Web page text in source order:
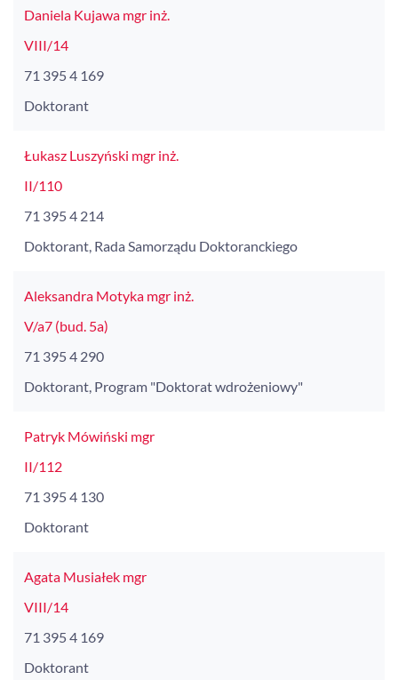
Daniela Kujawa mgr inż.
VIII/14
71 395 4 169
Doktorant
Łukasz Luszyński mgr inż.
II/110
71 395 4 214
Doktorant, Rada Samorządu Doktoranckiego
Aleksandra Motyka mgr inż.
V/a7 (bud. 5a)
71 395 4 290
Doktorant, Program "Doktorat wdrożeniowy"
Patryk Mówiński mgr
II/112
71 395 4 130
Doktorant
Agata Musiałek mgr
VIII/14
71 395 4 169
Doktorant